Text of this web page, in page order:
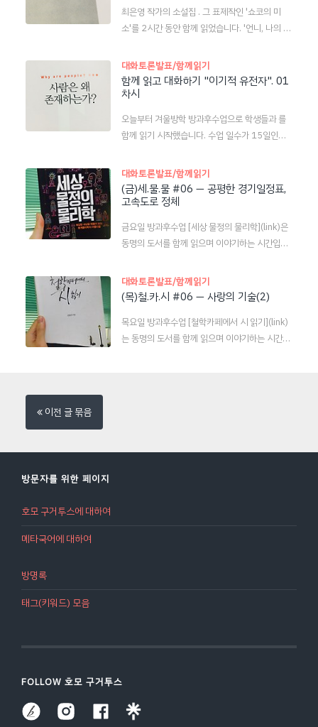
리한 애는 아니었던 것 같아.' 큰이모와 작은이모
마저도 엄마를..
머물러 있으려고 할 것이다. 최초의 자연 선택은
단순히 안정한 것을 선택하고 불안정한 것을 배제
없다. 그것은 정의대로 당연히 그렇게 된 것이다.
➔ 자연 선택과 진화의 중요한 전제를 확인할 수
있는 부분이라 생각되어 발췌해 봅니다. ――― 나
는 이 책에 오자가 없기를 바라지만 주의 깊게 찾
아 보면 한두 개는 발견될 것이다. ..
최은영 작가의 소설집 . 그 표제작인 '쇼코의 미
소'를 2시간 동안 함께 읽었습니다. '언니, 나의 작
고 무조건 사서 읽기로 결심했던 소설집이었습니
다. 꽤 기대했던 소설집이었는데, 역시 참 좋습니
다. 수업 시간 중에 책을 읽고 남은 시간에 약간의
들을 정리해 보겠습니다. (스포일러가 있습니다.)
조: 이야기 속에서 소유와 쇼코, 두 인물들이 조금
와 소유는 '우린 혼자'라고 말하지요. 그전까지 의
존적인 상태였던 것이 비로소 '자립'의 상태로 성
장한 것이 아닌가 생각돼요. 린: 마지막 장면에서,
친해진 것 같았던 소유와 쇼코가 다시 가까워진 것
처럼 보이다가, 헤어질..
대화토론발표/함께읽기
함께 읽고 대화하기 "이기적 유전자". 01
차시
오늘부터 겨울방학 방과후수업으로 학생들과 를
함께 읽기 시작했습니다. 수업 일수가 15일인데,
로 했습니다. 첫 장의 제목은 "사람은 왜 존재하는
가"입니다. 살짝 난해한 이 책을 이해하기 위해선
이 질문에 대한 답을 찾으며 읽어야 합니다. 수업
리지 않는 질문도 해결하고, 공감되는 내용에 대해
서 서로 이야기도 나누고 해야 합니다. 그러기 위
해 둘 필요가 있겠지요. 그래서 이 글이 몇 강까지
이어질지는 모르겠으나, 시범을 보이고 의문을 공
유해 보려는 의도로 이 글을 씁니다. 아울러, 저는
생물학 전공자도 아니고 그저 글 읽기를 좋아하는
대화토론발표/함께읽기
(금)세.물.물 #06 ― 공평한 경기일정표,
고속도로 정체
금요일 방과후수업 [세상 물정의 물리학](link)은
동명의 도서를 함께 읽으며 이야기하는 시간입니
장 복잡한 세상을 꿰뚫어 보는 통계물리학의 아름
다움1. 프로야구팀 이동거리 차이를 최소화하라
있다 2. 정체불명의 교통정체 ― 설연휴 꽉 막히는
고속도로, 밀도가 문제야 우선, 프로야구팀 이동거
에서는 이런 이야기들을 나누었습니다..
대화토론발표/함께읽기
(목)철.카.시 #06 ― 사랑의 기술(2)
목요일 방과후수업 [철학카페에서 시 읽기](link)
는 동명의 도서를 함께 읽으며 이야기하는 시간입
녀들을 평가하지 않고 그녀들에 대한 느낌을 말했
이전 글 묶음
방문자를 위한 페이지
호모 구거투스에 대하여
메타국어에 대하여
방명록
태그(키워드) 모음
FOLLOW 호모 구거투스